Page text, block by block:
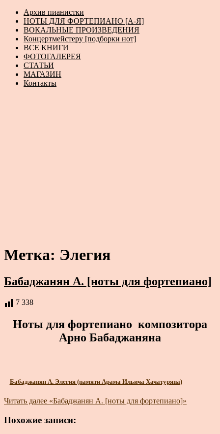
Архив пианистки
НОТЫ ДЛЯ ФОРТЕПИАНО [А-Я]
ВОКАЛЬНЫЕ ПРОИЗВЕДЕНИЯ
Концертмейстеру [подборки нот]
ВСЕ КНИГИ
ФОТОГАЛЕРЕЯ
СТАТЬИ
МАГАЗИН
Контакты
Метка: Элегия
Бабаджанян А. [ноты для фортепиано]
7 338
Ноты для фортепиано композитора
Арно Бабаджаняна
Бабаджанян А. Элегия (памяти Арама Ильича Хачатуряна)
Читать далее «Бабаджанян А. [ноты для фортепиано]»
Похожие записи: